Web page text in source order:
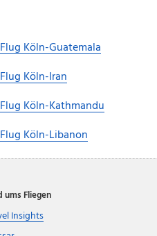
Flug Köln-Guatemala
Flug Köln-Iran
Flug Köln-Kathmandu
Flug Köln-Libanon